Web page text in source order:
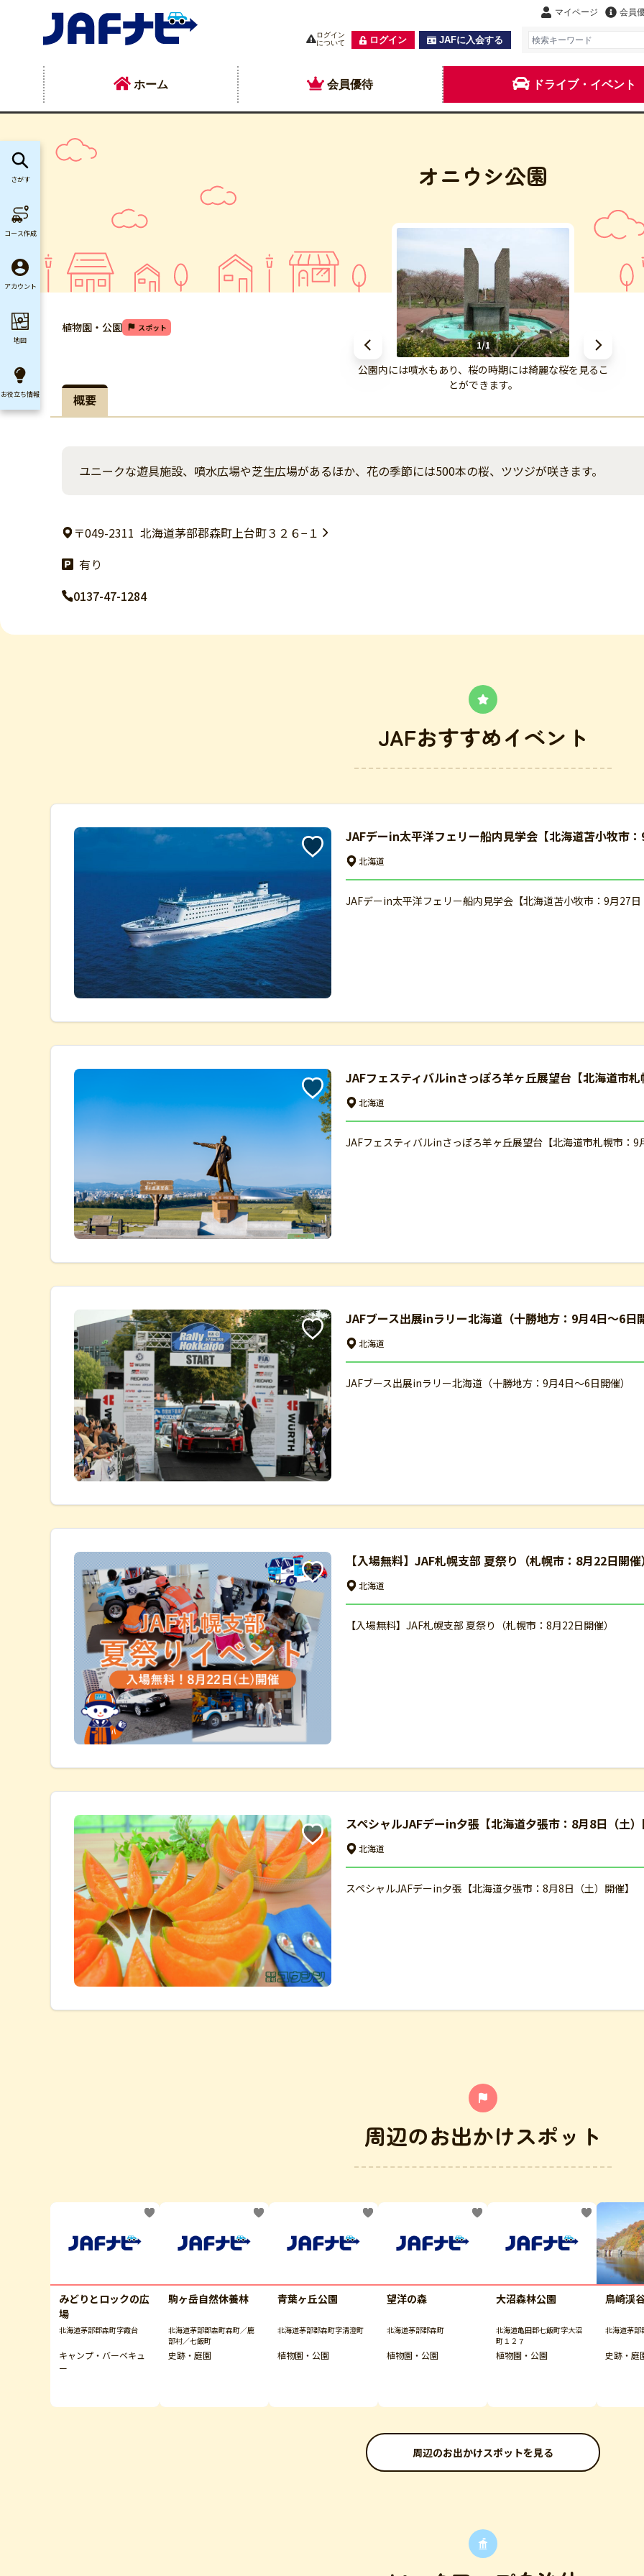
マイページ 会員
ログイン
について
ログイン JAFに入会する
ホーム 会員優待 ドライブ・イベント
オニウシ公園
1/1
公園内には噴水もあり、桜の時期には綺麗な桜を見るこ
とができます。
植物園・公園 スポット
概要
ユニークな遊具施設、噴水広場や芝生広場があるほか、花の季節には500本の桜、ツツジが咲きます。
〒049-2311 北海道茅部郡森町上台町３２６−１
有り
0137-47-1284
JAFおすすめイベント
JAFデーin太平洋フェリー船内見学会【北海道苫小牧市
北海道
JAFデーin太平洋フェリー船内見学会【北海道苫小牧市：9月27
JAFフェスティバルinさっぽろ羊ヶ丘展望台【北海道市
北海道
JAFフェスティバルinさっぽろ羊ヶ丘展望台【北海道市札幌市：9
JAFブース出展inラリー北海道（十勝地方：9月4日～6日
北海道
JAFブース出展inラリー北海道（十勝地方：9月4日～6日開催）
【入場無料】JAF札幌支部 夏祭り（札幌市：8月22日開
北海道
【入場無料】JAF札幌支部 夏祭り（札幌市：8月22日開催）
スペシャルJAFデーin夕張【北海道夕張市：8月8日（土
北海道
スペシャルJAFデーin夕張【北海道夕張市：8月8日（土）開催】
周辺のお出かけスポット
みどりとロックの広
場
北海道茅部郡森町字霞台
キャンプ・バーベキュ
ー
駒ヶ岳自然休養林
北海道茅部郡森町森町／鹿
部村／七飯町
史跡・庭園
青葉ヶ丘公園
北海道茅部郡森町字清澄町
植物園・公園
望洋の森
北海道茅部郡森町
植物園・公園
大沼森林公園
北海道亀田郡七飯町字大沼
町１２７
植物園・公園
鳥崎渓
北海道茅部
史跡・庭
周辺のお出かけスポットを見る
さがす
コース作成
アカウント
地図
お役立ち情報